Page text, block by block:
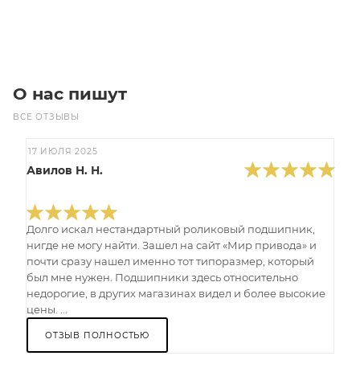
О нас пишут
ВСЕ ОТЗЫВЫ
17 ИЮЛЯ 2025
Авилов Н. Н.
Долго искал нестандартный роликовый подшипник,
нигде не могу найти. Зашел на сайт «Мир привода» и
почти сразу нашел именно тот типоразмер, который
был мне нужен. Подшипники здесь относительно
недорогие, в других магазинах видел и более высокие
цены. ...
ОТЗЫВ ПОЛНОСТЬЮ